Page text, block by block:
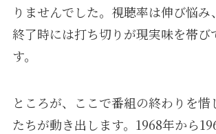
りませんでした。視聴率は伸び悩み
終了時には打ち切りが現実味を帯び
す。
ところが、ここで番組の終わりを惜
たちが動き出します。1968年から